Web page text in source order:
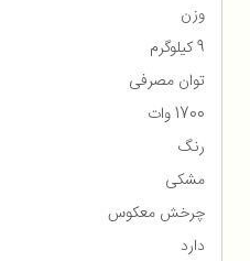
وزن
9 کیلوگرم
توان مصرفی
1700 وات
رنگ
مشکی
چرخش معکوس
دارد